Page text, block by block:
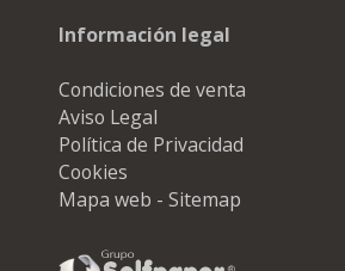
Información legal
Condiciones de venta
Aviso Legal
Política de Privacidad
Cookies
Mapa web - Sitemap